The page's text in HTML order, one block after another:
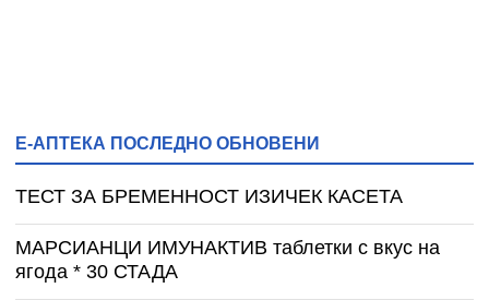
Е-АПТЕКА ПОСЛЕДНО ОБНОВЕНИ
ТЕСТ ЗА БРЕМЕННОСТ ИЗИЧЕК КАСЕТА
МАРСИАНЦИ ИМУНАКТИВ таблетки с вкус на
ягода * 30 СТАДА